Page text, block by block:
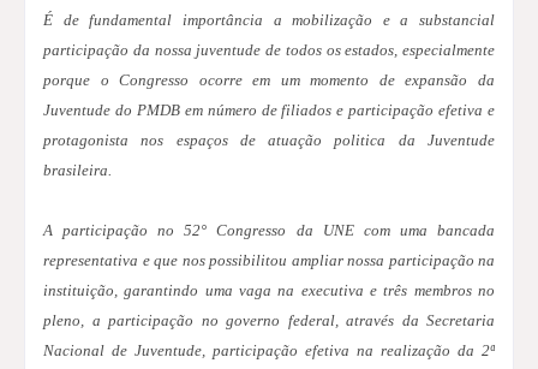
É de fundamental importância a mobilização e a substancial
participação da nossa juventude de todos os estados, especialmente
porque o Congresso ocorre em um momento de expansão da
Juventude do PMDB em número de filiados e participação efetiva e
protagonista nos espaços de atuação politica da Juventude
brasileira.
A participação no 52° Congresso da UNE com uma bancada
representativa e que nos possibilitou ampliar nossa participação na
instituição, garantindo uma vaga na executiva e três membros no
pleno, a participação no governo federal, através da Secretaria
Nacional de Juventude, participação efetiva na realização da 2ª